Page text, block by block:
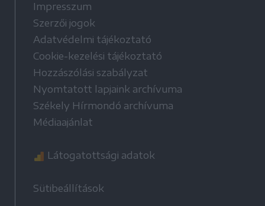
Impresszum
Szerzői jogok
Adatvédelmi tájékoztató
Cookie-kezelési tájékoztató
Hozzászólási szabályzat
Nyomtatott lapjaink archívuma
Székely Hírmondó archívuma
Médiaajánlat
Látogatottsági adatok
Sütibeállítások